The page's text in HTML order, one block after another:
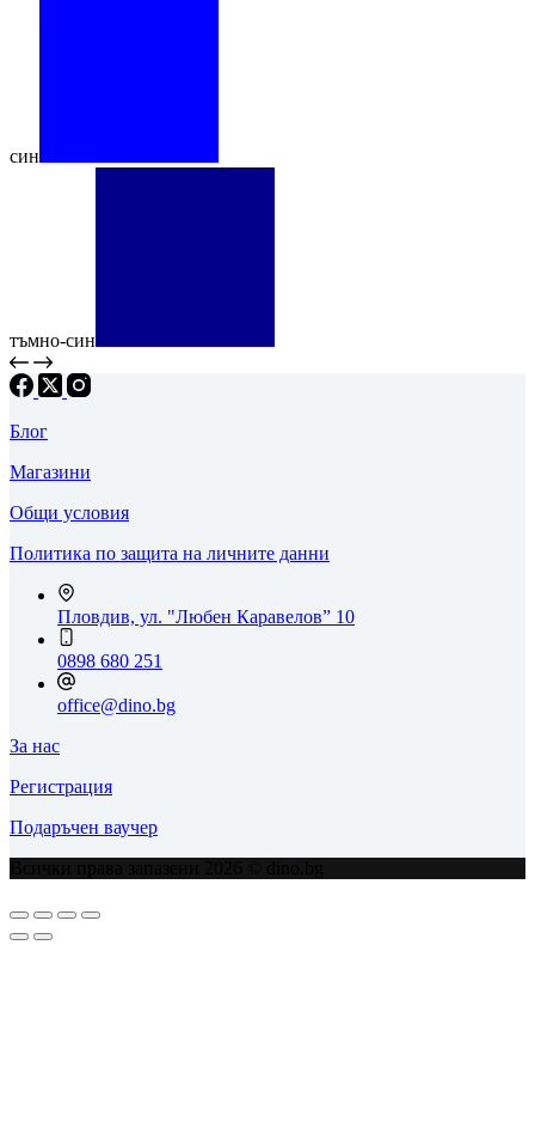
син
тъмно-син
Блог
Магазини
Общи условия
Политика по защита на личните данни
Пловдив, ул. "Любен Каравелов” 10
0898 680 251
office@dino.bg
За нас
Регистрация
Подаръчен ваучер